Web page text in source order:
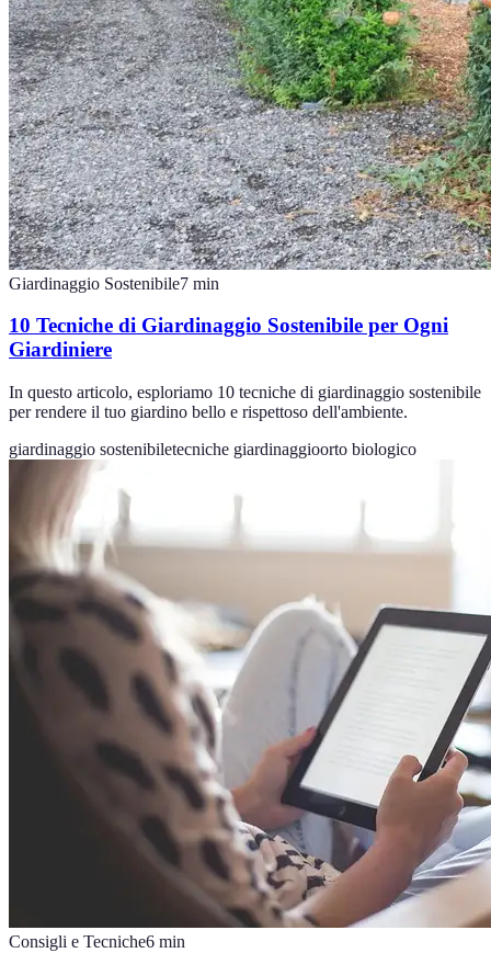
Giardinaggio Sostenibile7 min
10 Tecniche di Giardinaggio Sostenibile per Ogni
Giardiniere
In questo articolo, esploriamo 10 tecniche di giardinaggio sostenibile
per rendere il tuo giardino bello e rispettoso dell'ambiente.
giardinaggio sostenibiletecniche giardinaggioorto biologico
Consigli e Tecniche6 min